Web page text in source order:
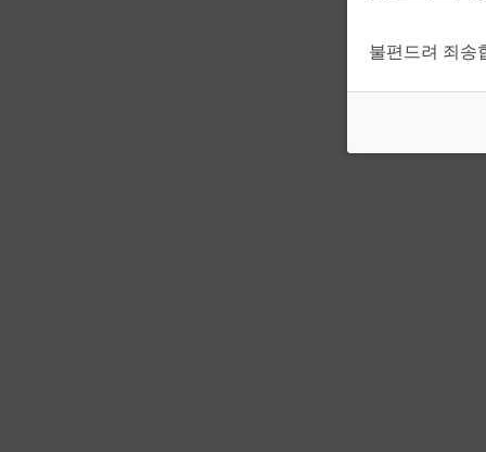
불편드려 죄송